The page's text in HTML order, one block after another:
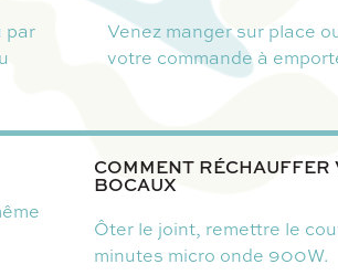
par
Venez manger sur place
votre commande à
COMMENT RÉCHAUFFER
BOCAUX
Ôter le joint, remettre le
minutes micro onde 900W.